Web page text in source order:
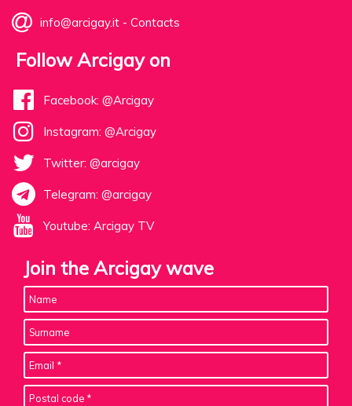
info@arcigay.it - Contacts
Follow Arcigay on
Facebook: @Arcigay
Instagram: @Arcigay
Twitter: @arcigay
Telegram: @arcigay
Youtube: Arcigay TV
Join the Arcigay wave